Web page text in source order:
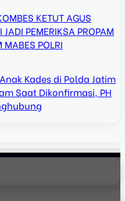
KETUT AGUS
PEMERIKSA PROPAM
MABES POLRI
Kades di Polda Jatim
Saat Dikonfirmasi, PH